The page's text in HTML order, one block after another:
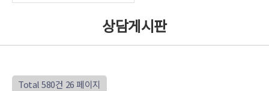
상담게시판
Total 580건 26 페이지